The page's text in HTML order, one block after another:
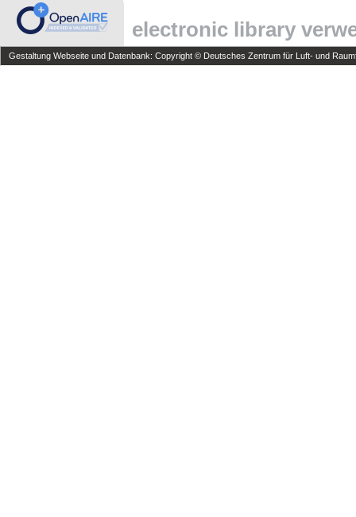
electronic library
Gestaltung Webseite und Datenbank: Copyright © Deutsches Zentrum für Luft- und